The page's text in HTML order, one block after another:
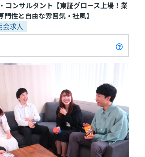
コンサルタント【東証グロース上場！業
性と自由な雰囲気・社風】
会求人